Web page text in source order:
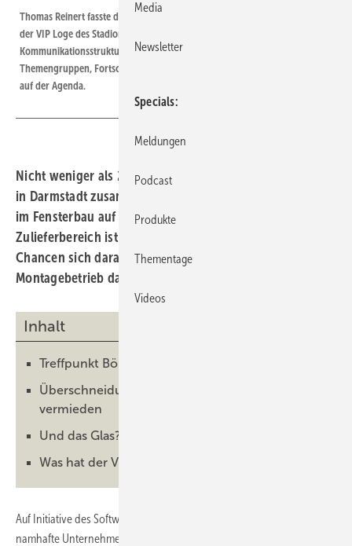
Thomas Reinert fasste die wichtigsten Ergebnisse des Gründungstermins in
der VIP Loge des Stadions am Böllenfalltor zusammen, blickte voraus:
Kommunikationsstrukturen intern wie extern, die Bildung bestimmter
Themengruppen, Fortschreibung des persönlichen Austauschs stehen u.a.
auf der Agenda.
Nicht weniger als 25 führende Unternehmen haben sich
in Darmstadt zusammengetan, um ihre Zusammenarbeit
im Fensterbau auf ein neues Level zu heben. Ein
Zulieferbereich ist allerdings noch unbesetzt. Welche
Chancen sich daraus bieten und was der Hersteller und
Montagebetrieb davon hat, kann man hier nachlesen.
Inhalt
Treffpunkt Böllenfalltor in Darmstadt
Überschneidungen bei den Unternehmen
vermieden
Und das Glas?
Was hat der Verarbeiter davon?
Auf Initiative des Softwarehauses Klaes sind Mitte September 2024
namhafte Unternehmen in Darmstadt zusammengekommen, um als
Media
Newsletter
Specials
Meldungen
Podcast
Produkte
Thementage
Videos